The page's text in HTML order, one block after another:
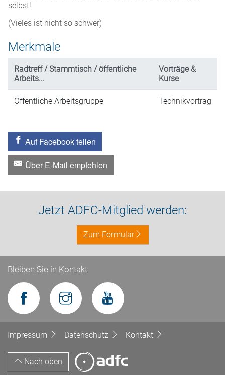
selbst!
(Vieles ist nicht so schwer)
Merkmale
Radtreff / Stammtisch / öffentliche
Arbeits...
Vorträge &
Kurse
Öffentliche Arbeitsgruppe Technikvortrag
Auf Facebook teilen
Über E-Mail empfehlen
Jetzt ADFC-Mitglied werden:
Zum Formular
Bleiben Sie in Kontakt
Impressum Datenschutz Kontakt
Nach oben